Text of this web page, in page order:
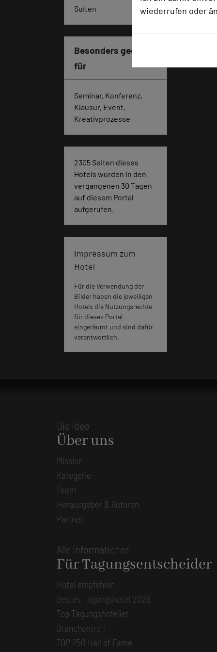
wiederrufen oder
Suiten
3
Besonders geeignet
für
Seminar, Konferenz,
Klausur, Event,
Kreativprozesse
2305 Seiten dieses
Hotels wurden in den
vergangenen 30 Tagen
auf diesem Portal
aufgerufen.
Impressum zum
Hotel
Für die Verwendung der
Bilder haben die jeweiligen
Hotels die Nutzungsrechte
für dieses Portal
eingeräumt und sind dafür
verantwortlich.
Die Idee
Über uns
Mission
Kategorie
Team
Herausgeber & Autoren
Partner
Alle Informationen
Für Tagungsentscheider
Hotel empfehlen
Bestes Tagungshotel 2026
Top Tagungshotelier
Branchentreff
TOP 250 Hall of Fame